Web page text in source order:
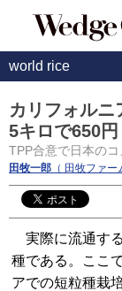
world rice
カリフォルニ
5キロで650円
TPP合意で日本のコ
田牧一郎 （ 田牧ファー
実際に流通す
種である。ここ
アでの短粒種栽